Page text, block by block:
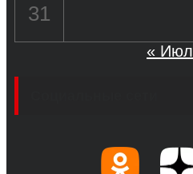
31
« Июл